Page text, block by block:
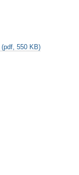
(pdf, 550 KB)